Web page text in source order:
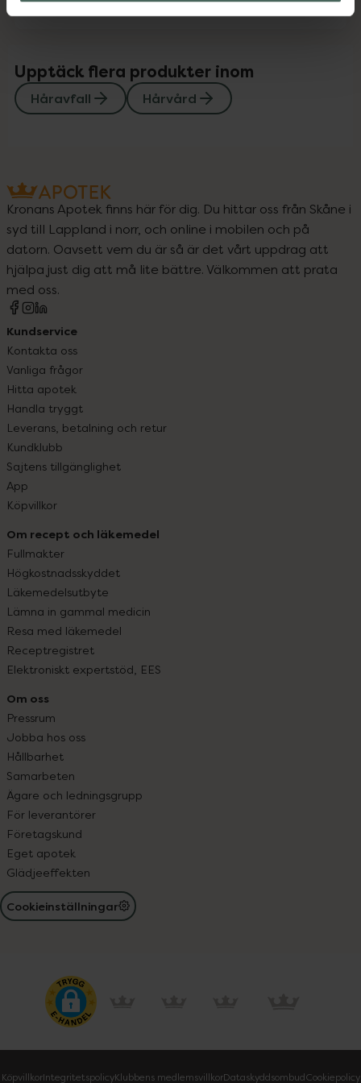
Upptäck flera produkter inom
Håravfall Hårvård
Kronans Apotek finns här för dig. Du hittar oss från Skåne i
syd till Lappland i norr, och online i mobilen och på
datorn. Oavsett vem du är så är det vårt uppdrag att
hjälpa just dig att må lite bättre. Välkommen att prata
med oss.
Kundservice
Kontakta oss
Vanliga frågor
Hitta apotek
Handla tryggt
Leverans, betalning och retur
Kundklubb
Sajtens tillgänglighet
App
Köpvillkor
Om recept och läkemedel
Fullmakter
Högkostnadsskyddet
Läkemedelsutbyte
Lämna in gammal medicin
Resa med läkemedel
Receptregistret
Elektroniskt expertstöd, EES
Om oss
Pressrum
Jobba hos oss
Hållbarhet
Samarbeten
Ägare och ledningsgrupp
För leverantörer
Företagskund
Eget apotek
Glädjeeffekten
Cookieinställningar
KöpvillkorIntegritetspolicyKlubbens medlemsvillkorDataskyddsombudCookiepolicy